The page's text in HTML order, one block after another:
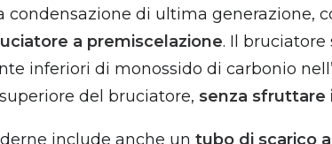
di ultima generazione,
a premiscelazione. Il bruciatore
inferiori di monossido di carbonio
del bruciatore, senza sfruttare
include anche un tubo di scarico